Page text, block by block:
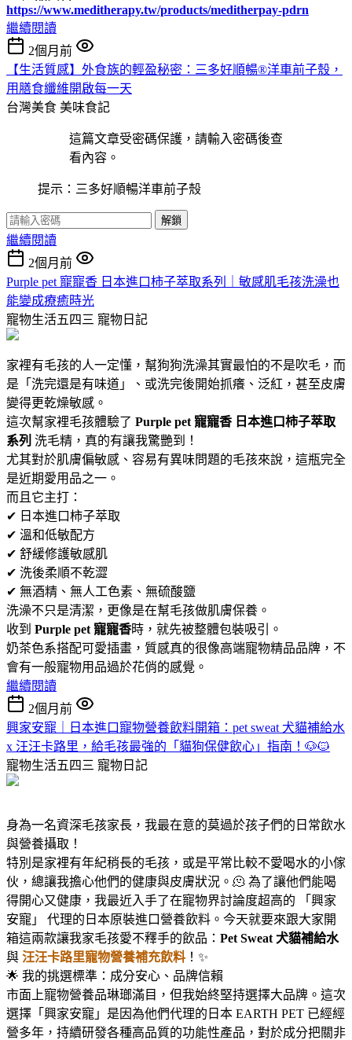
https://www.meditherapy.tw/products/meditherpay-pdrn
繼續閱讀
2個月前
【生活質感】外食族的輕盈秘密：三多好順暢®洋車前子殼，
用膳食纖維開啟每一天
台灣美食 美味食記
這篇文章受密碼保護，請輸入密碼後查
看內容。
提示：三多好順暢洋車前子殼
解鎖
繼續閱讀
2個月前
Purple pet 寵寵香 日本進口柿子萃取系列｜敏感肌毛孩洗澡也
能變成療癒時光
寵物生活五四三 寵物日記
家裡有毛孩的人一定懂，幫狗狗洗澡其實最怕的不是吹毛，而
是「洗完還是有味道」、或洗完後開始抓癢、泛紅，甚至皮膚
變得更乾燥敏感。
這次幫家裡毛孩體驗了 Purple pet 寵寵香 日本進口柿子萃取
系列 洗毛精，真的有讓我驚艷到！
尤其對於肌膚偏敏感、容易有異味問題的毛孩來說，這瓶完全
是近期愛用品之一。
而且它主打：
✔ 日本進口柿子萃取
✔ 溫和低敏配方
✔ 舒緩修護敏感肌
✔ 洗後柔順不乾澀
✔ 無酒精、無人工色素、無硫酸鹽
洗澡不只是清潔，更像是在幫毛孩做肌膚保養。
收到 Purple pet 寵寵香時，就先被整體包裝吸引。
奶茶色系搭配可愛插畫，質感真的很像高端寵物精品品牌，不
會有一般寵物用品過於花俏的感覺。
繼續閱讀
2個月前
興家安寵｜日本進口寵物營養飲料開箱：pet sweat 犬貓補給水
x 汪汪卡路里，給毛孩最強的「貓狗保健飲心」指南！🐶🐱
寵物生活五四三 寵物日記
身為一名資深毛孩家長，我最在意的莫過於孩子們的日常飲水
與營養攝取！
特別是家裡有年紀稍長的毛孩，或是平常比較不愛喝水的小傢
伙，總讓我擔心他們的健康與皮膚狀況。🫠 為了讓他們能喝
得開心又健康，我最近入手了在寵物界討論度超高的 「興家
安寵」 代理的日本原裝進口營養飲料。今天就要來跟大家開
箱這兩款讓我家毛孩愛不釋手的飲品： Pet Sweat 犬貓補給水
與 汪汪卡路里寵物營養補充飲料 ！✨
🌟 我的挑選標準：成分安心、品牌信賴
市面上寵物營養品琳瑯滿目，但我始終堅持選擇大品牌。這次
選擇「興家安寵」是因為他們代理的日本 EARTH PET 已經經
營多年，持續研發各種高品質的功能性產品，對於成分把關非